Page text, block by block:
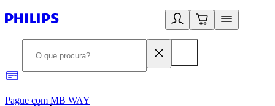
Pague com MB WAY